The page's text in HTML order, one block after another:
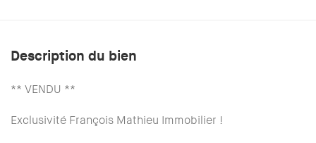
Description du bien
** VENDU **
Exclusivité François Mathieu Immobilier !